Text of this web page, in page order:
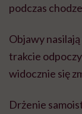
podczas
Objawy
trakcie
widocznie się
Drżenie